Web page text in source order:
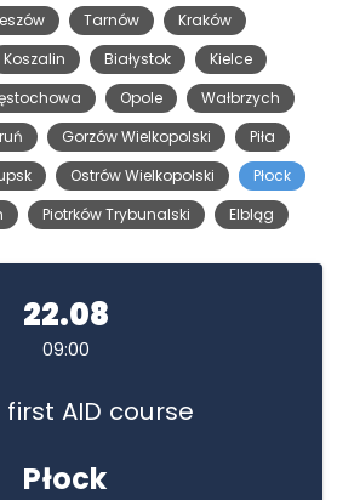
Tarnów
Kraków
Koszalin Białystok
Kielce
Opole
Wałbrzych
Gorzów Wielkopolski
Piła
Ostrów Wielkopolski
Płock
Piotrków Trybunalski Elbląg
22.08
09:00
first AID course
Płock